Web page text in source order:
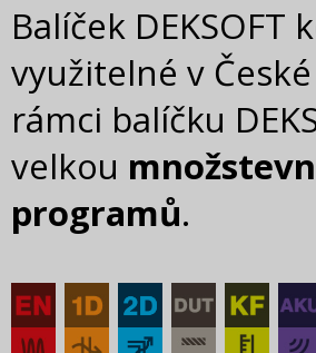
Balíček
využitelné v
rámci balíčku
velkou
programů.